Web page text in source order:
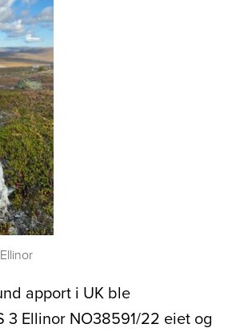
apport i UK ble
3 Ellinor NO38591/22 eiet og